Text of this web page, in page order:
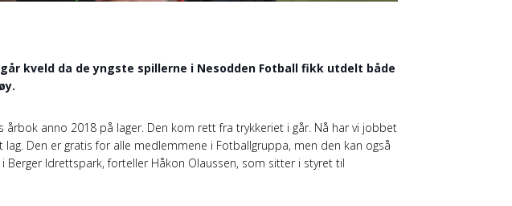
kveld da de yngste spillerne i Nesodden Fotball fikk utdelt både
årbok anno 2018 på lager. Den kom rett fra trykkeriet i går. Nå har vi jobbet
Den er gratis for alle medlemmene i Fotballgruppa, men den kan også
Berger Idrettspark, forteller Håkon Olaussen, som sitter i styret til